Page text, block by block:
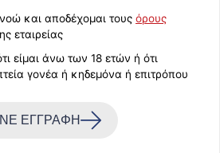
και αποδέχομαι τους όρους
εταιρείας
είμαι άνω των 18 ετών ή ότι
γονέα ή κηδεμόνα ή επιτρόπου
ΕΓΓΡΑΦΗ